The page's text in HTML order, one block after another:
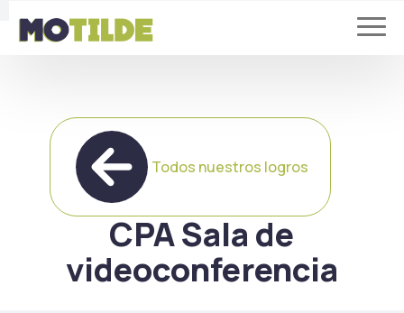
Todos nuestros logros
CPA Sala de
videoconferencia